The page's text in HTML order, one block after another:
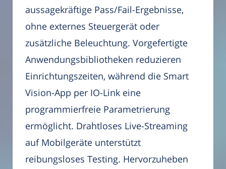
aussagekräftige Pass/Fail-Ergebnisse,
ohne externes Steuergerät oder
zusätzliche Beleuchtung. Vorgefertigte
Anwendungsbibliotheken reduzieren
Einrichtungszeiten, während die Smart
Vision-App per IO-Link eine
programmierfreie Parametrierung
ermöglicht. Drahtloses Live-Streaming
auf Mobilgeräte unterstützt
reibungsloses Testing. Hervorzuheben